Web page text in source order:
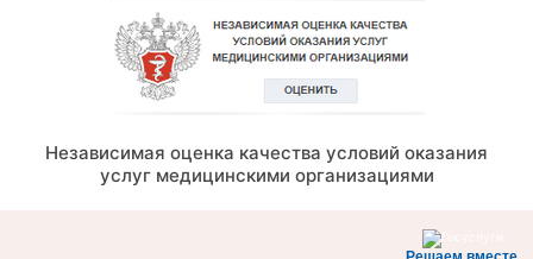
Независимая оценка качества условий оказания
услуг медицинскими организациями